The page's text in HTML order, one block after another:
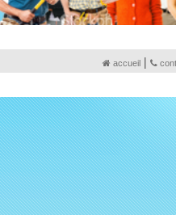
accueil|